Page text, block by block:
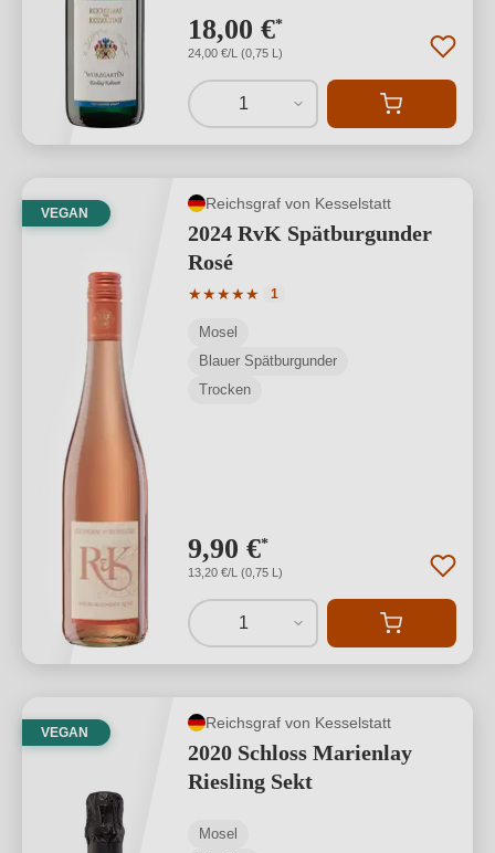
18,00 €*
24,00 €/L (0,75 L)
1
VEGAN
Reichsgraf von Kesselstatt
2024 RvK Spätburgunder
Rosé
★★★★★
Durchschnittliche Bewertung von 5
1
Mosel
Blauer Spätburgunder
Trocken
9,90 €*
13,20 €/L (0,75 L)
1
VEGAN
Reichsgraf von Kesselstatt
2020 Schloss Marienlay
Riesling Sekt
Mosel